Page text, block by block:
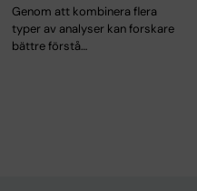
Genom att kombinera flera
typer av analyser kan forskare
bättre förstå…